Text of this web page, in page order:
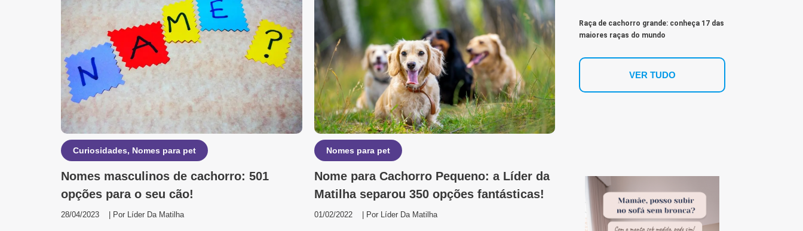
Curiosidades, Nomes para pet
Nomes masculinos de cachorro: 501
opções para o seu cão!
28/04/2023 | Por Líder Da Matilha
Nomes para pet
Nome para Cachorro Pequeno: a Líder da
Matilha separou 350 opções fantásticas!
01/02/2022 | PorLíder Da Matilha
Raça de cachorro grande: conheça 17 das
maiores raças do mundo
VER TUDO